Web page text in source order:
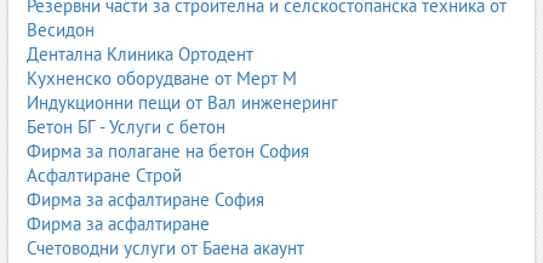
качество храна.
При гранулираните фуражи съставът е хомогенен – животните
не могат да подбират отделни компоненти, което гарантира
по-добър баланс на хранителните вещества. Това води до по-
добри резултати в растежа, млеконадоят и общото
здравословно състояние.
гранулирани фуражи
гранулирани фуражи за животни
гранулирани фуражи за птици
Резервни части за строителна и селскостопанска техника от
Весидон
Дентална Клиника Ортодент
Кухненско оборудване от Мерт М
Индукционни пещи от Вал инженеринг
Бетон БГ - Услуги с бетон
Фирма за полагане на бетон София
Асфалтиране Строй
Фирма за асфалтиране София
Фирма за асфалтиране
Счетоводни услуги от Баена акаунт